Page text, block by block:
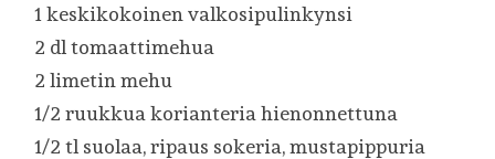
1 keskikokoinen valkosipulinkynsi
2 dl tomaattimehua
2 limetin mehu
1/2 ruukkua korianteria hienonnettuna
1/2 tl suolaa, ripaus sokeria, mustapippuria